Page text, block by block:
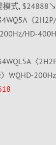
模式, $24888↘
〈
HD-
〈
WQHD-